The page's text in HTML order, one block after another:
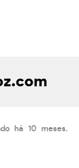
há 10 meses.